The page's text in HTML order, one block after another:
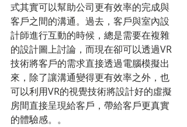
式其實可以幫助公司更有效率的完成與
客戶之間的溝通。過去，客戶與室內設
計師進行互動的時候，總是需要在複雜
的設計圖上討論，而現在卻可以透過VR
技術將客戶的需求直接透過電腦模擬出
來，除了讓溝通變得更有效率之外，也
可以利用VR的視覺技術將設計好的虛擬
房間直接呈現給客戶，帶給客戶更真實
的體驗感。。